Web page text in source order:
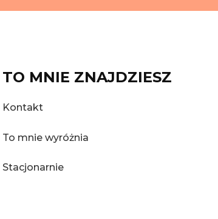
TO MNIE ZNAJDZIESZ
Kontakt
To mnie wyróżnia
Stacjonarnie